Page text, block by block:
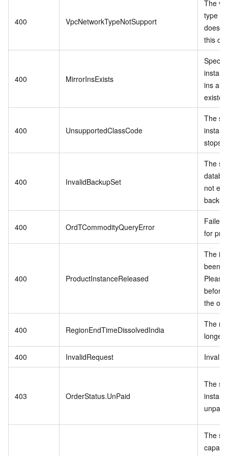
400 VpcNetworkTypeNotSupport
The
type
does
this
400 MirrorInsExists
ins
400 UnsupportedClassCode
The
stops
400 InvalidBackupSet
The
not
400 OrdTCommodityQueryError
Failed
for
400 ProductInstanceReleased
The
been
before
the
400 RegionEndTimeDissolvedIndia
The
longer
400 InvalidRequest Invalid
403 OrderStatus.UnPaid
The
The